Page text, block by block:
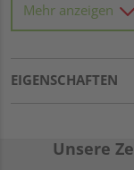
Böcke aus 3
keilgezinkt
Leisten aus
Mehr anzeigen
EIGENSCHAFTEN
Unsere